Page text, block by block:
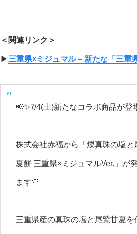
＜関連リンク＞
▶︎ 三重県×ミジュマル – 新たな「三重
📢✨7/4(土)新たなコラボ商品が登
株式会社赤福から「燦真珠の塩と
夏餅 三重県×ミジュマルVer.」が
ます💛
三重県産の真珠の塩と尾鷲甘夏を